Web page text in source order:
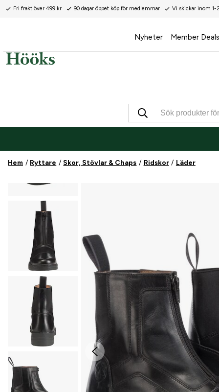
Fri frakt över 499 kr 90 dagar öppet köp för medlemmar Vi skickar inom 1-
Nyheter Member Deals
Hem Ryttare Skor, Stövlar & Chaps Ridskor Läder